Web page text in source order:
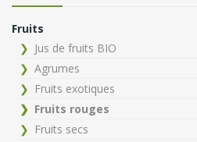
Fruits
Jus de fruits BIO
Agrumes
Fruits exotiques
Fruits rouges
Fruits secs